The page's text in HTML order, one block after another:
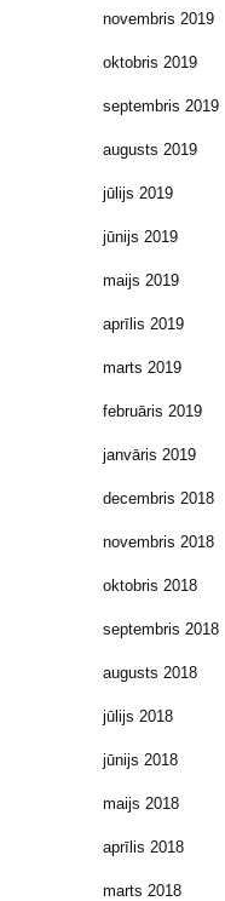
novembris 2019
oktobris 2019
septembris 2019
augusts 2019
jūlijs 2019
jūnijs 2019
maijs 2019
aprīlis 2019
marts 2019
februāris 2019
janvāris 2019
decembris 2018
novembris 2018
oktobris 2018
septembris 2018
augusts 2018
jūlijs 2018
jūnijs 2018
maijs 2018
aprīlis 2018
marts 2018